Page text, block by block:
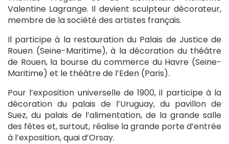
Valentine Lagrange. Il devient sculpteur décorateur,
membre de la société des artistes français.
Il participe à la restauration du Palais de Justice de
Rouen (Seine-Maritime), à la décoration du théâtre
de Rouen, la bourse du commerce du Havre (Seine-
Maritime) et le théâtre de l’Eden (Paris).
Pour l’exposition universelle de 1900, il participe à la
décoration du palais de l’Uruguay, du pavillon de
Suez, du palais de l’alimentation, de la grande salle
des fêtes et, surtout, réalise la grande porte d’entrée
à l’exposition, quai d’Orsay.